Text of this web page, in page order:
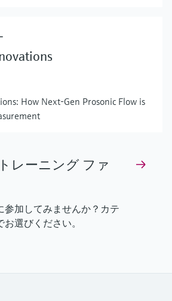
How Next-Gen Prosonic Flow is
レーニング ファ
参加してみませんか？カテ
選びください。